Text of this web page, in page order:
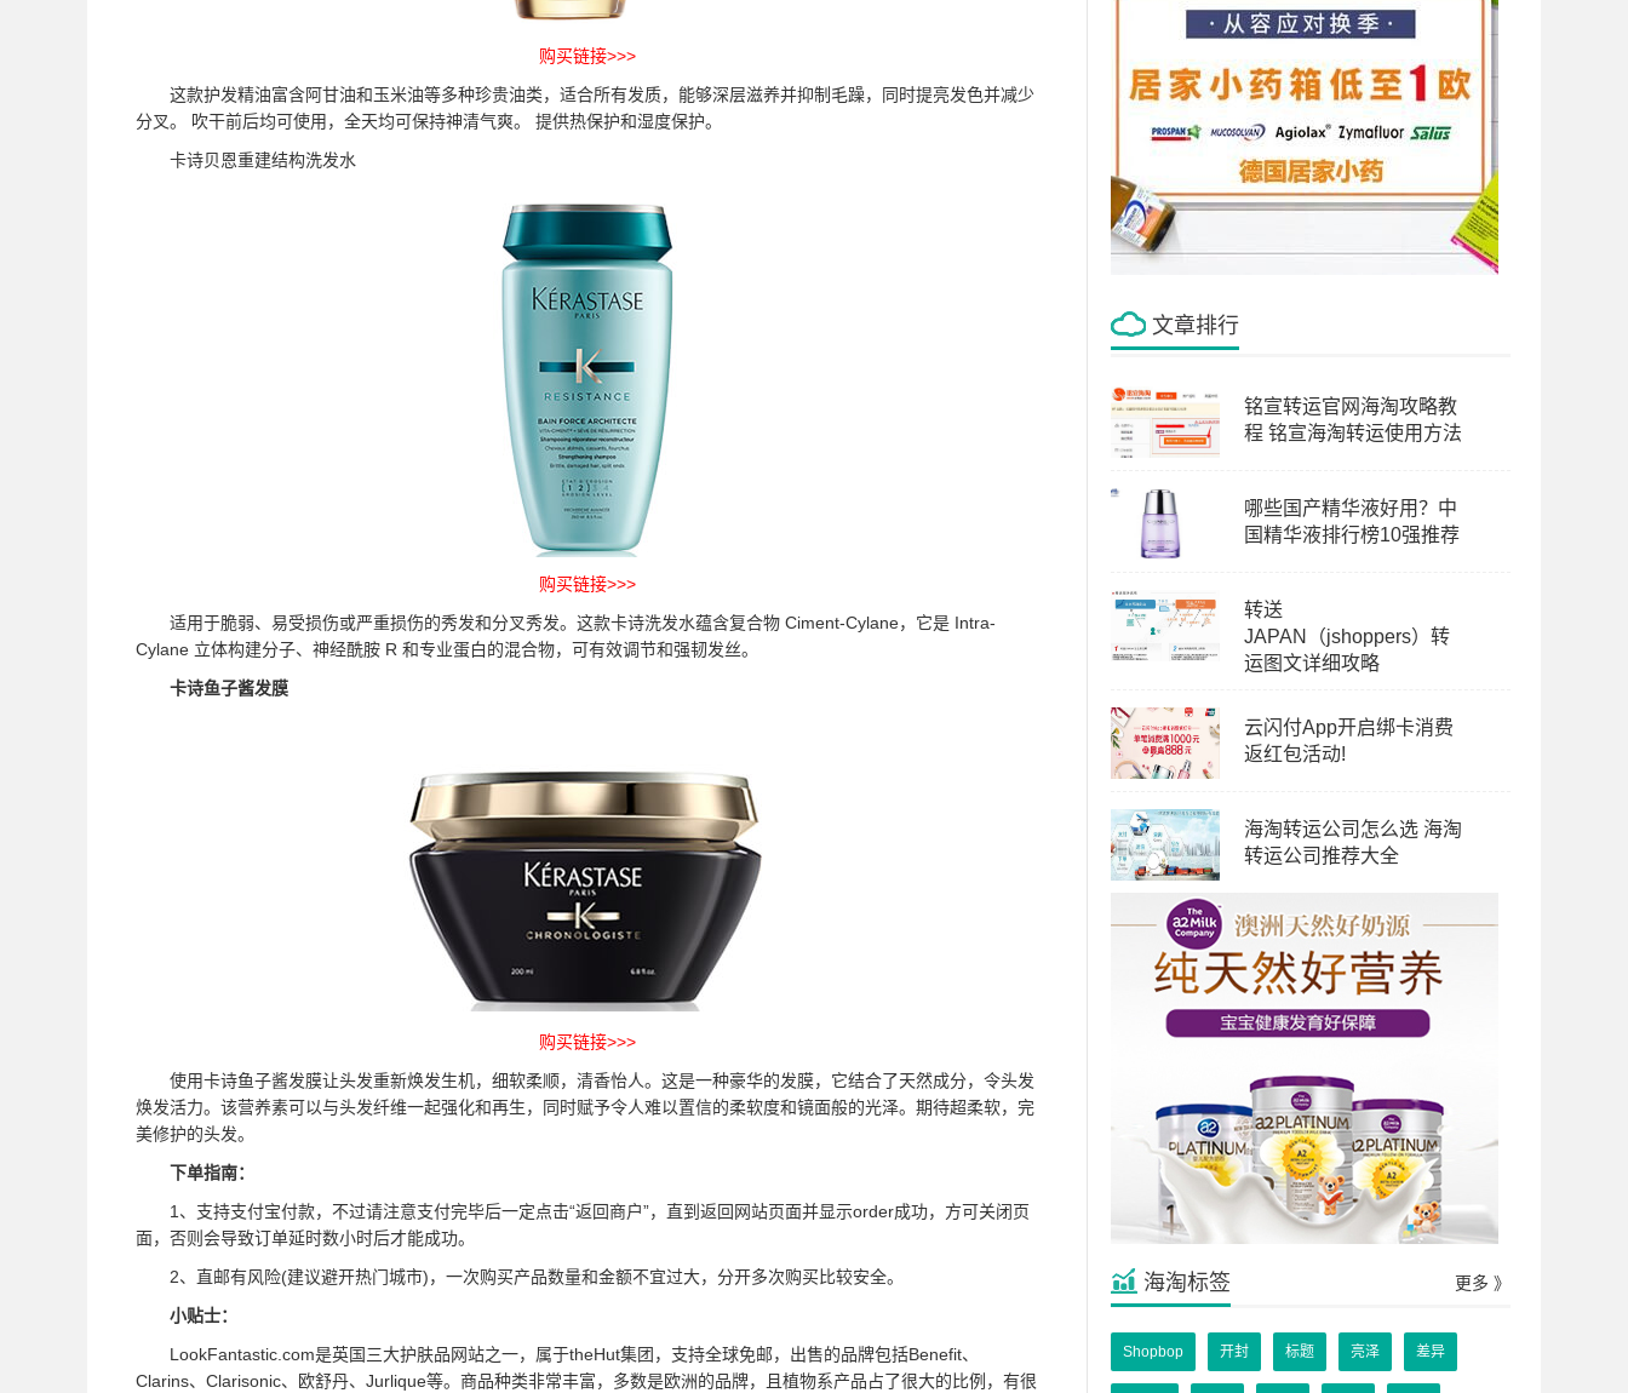
购买链接>>>
这款护发精油富含阿甘油和玉米油等多种珍贵油类，适合所有发质，能够深层滋养并抑制毛躁，同时提亮发色并减少
分叉。 吹干前后均可使用，全天均可保持神清气爽。 提供热保护和湿度保护。
卡诗贝恩重建结构洗发水
购买链接>>>
适用于脆弱、易受损伤或严重损伤的秀发和分叉秀发。这款卡诗洗发水蕴含复合物 Ciment-Cylane，它是 Intra-
Cylane 立体构建分子、神经酰胺 R 和专业蛋白的混合物，可有效调节和强韧发丝。
卡诗鱼子酱发膜
购买链接>>>
使用卡诗鱼子酱发膜让头发重新焕发生机，细软柔顺，清香怡人。这是一种豪华的发膜，它结合了天然成分，令头发
焕发活力。该营养素可以与头发纤维一起强化和再生，同时赋予令人难以置信的柔软度和镜面般的光泽。期待超柔软，完
美修护的头发。
下单指南：
1、支持支付宝付款，不过请注意支付完毕后一定点击“返回商户”，直到返回网站页面并显示order成功，方可关闭页
面，否则会导致订单延时数小时后才能成功。
2、直邮有风险(建议避开热门城市)，一次购买产品数量和金额不宜过大，分开多次购买比较安全。
小贴士：
LookFantastic.com是英国三大护肤品网站之一，属于theHut集团，支持全球免邮，出售的品牌包括Benefit、
Clarins、Clarisonic、欧舒丹、Jurlique等。商品种类非常丰富，多数是欧洲的品牌，且植物系产品占了很大的比例，有很
文章排行
铭宣转运官网海淘攻略教
程 铭宣海淘转运使用方法
哪些国产精华液好用？中
国精华液排行榜10强推荐
转送
JAPAN（jshoppers）转
运图文详细攻略
云闪付App开启绑卡消费
返红包活动!
海淘转运公司怎么选 海淘
转运公司推荐大全
海淘标签 更多 》
Shopbop 开封 标题 亮泽 差异